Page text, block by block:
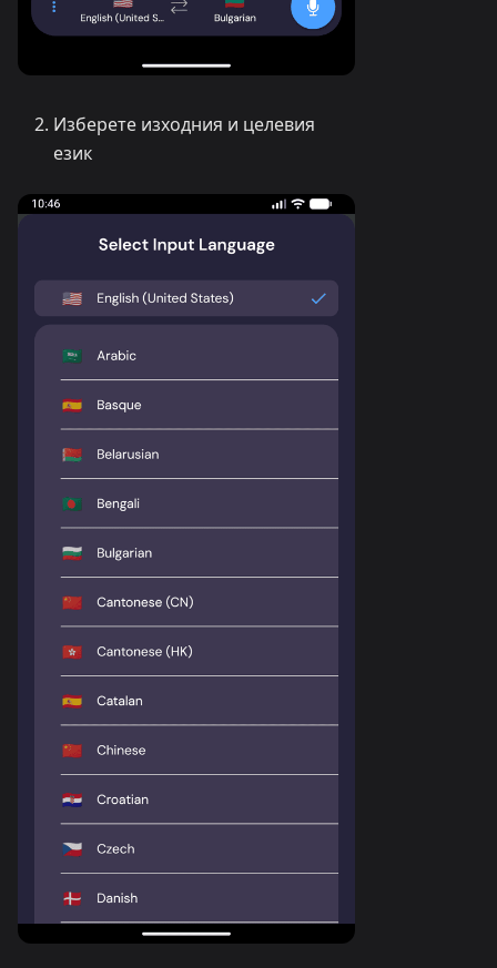
Изберете изходния и целевия
език